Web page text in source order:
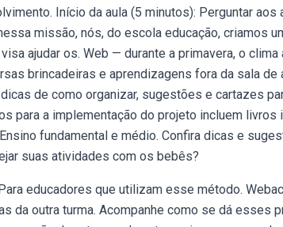
Início da aula (5 minutos): Perguntar
missão, nós, do escola educação, criamos
ajudar os. Web — durante a primavera, o
brincadeiras e aprendizagens fora da sala de
de como organizar, sugestões e cartazes
para a implementação do projeto incluem livros
fundamental e médio. Confira dicas e
suas atividades com os bebês?
educadores que utilizam esse método.
da outra turma. Acompanhe como se dá esses